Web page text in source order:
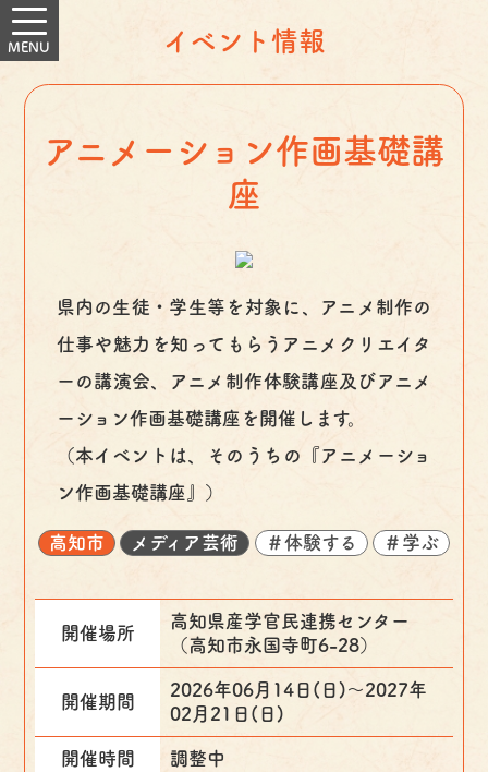
イベント情報
アニメーション作画基礎講
座
県内の生徒・学生等を対象に、アニメ制作の
仕事や魅力を知ってもらうアニメクリエイタ
ーの講演会、アニメ制作体験講座及びアニメ
ーション作画基礎講座を開催します。
（本イベントは、そのうちの『アニメーショ
ン作画基礎講座』）
高知市 メディア芸術 ＃体験する ＃学ぶ
開催場所
高知県産学官民連携センター
（高知市永国寺町6-28）
開催期間
2026年06月14日(日)〜2027年
02月21日(日)
開催時間 調整中